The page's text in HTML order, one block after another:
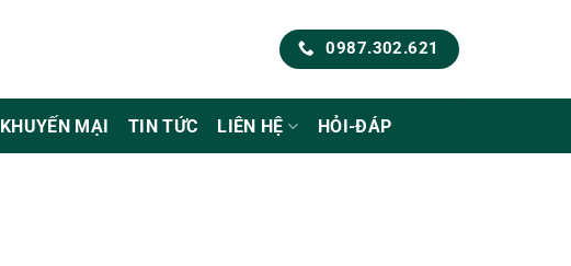
0987.302.621
KHUYẾN MẠI TIN TỨC LIÊN HỆ HỎI-ĐÁP